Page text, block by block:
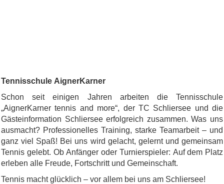
Tennisschule AignerKarner
Schon seit einigen Jahren arbeiten die Tennisschule
„AignerKarner tennis and more“, der TC Schliersee und die
Gästeinformation Schliersee erfolgreich zusammen. Was uns
ausmacht? Professionelles Training, starke Teamarbeit – und
ganz viel Spaß! Bei uns wird gelacht, gelernt und gemeinsam
Tennis gelebt. Ob Anfänger oder Turnierspieler: Auf dem Platz
erleben alle Freude, Fortschritt und Gemeinschaft.
Tennis macht glücklich – vor allem bei uns am Schliersee!